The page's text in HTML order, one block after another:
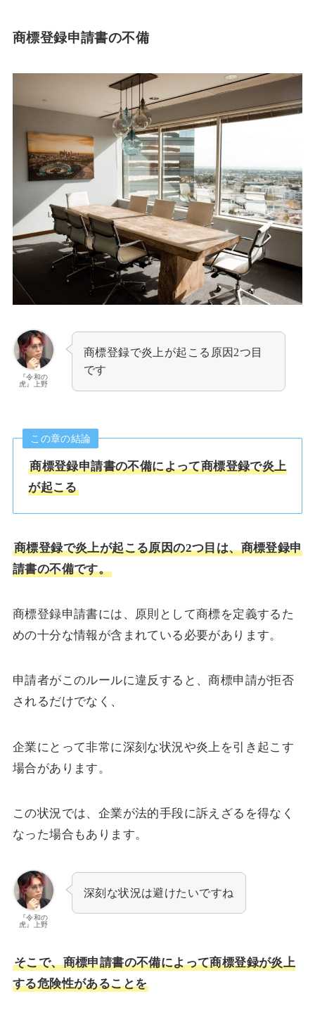
商標登録申請書の不備
『令和の
虎』上野
商標登録で炎上が起こる原因2つ目
です
この章の結論
商標登録申請書の不備によって商標登録で炎上
が起こる
商標登録で炎上が起こる原因の2つ目は、商標登録申
請書の不備です。
商標登録申請書には、原則として商標を定義するた
めの十分な情報が含まれている必要があります。
申請者がこのルールに違反すると、商標申請が拒否
されるだけでなく、
企業にとって非常に深刻な状況や炎上を引き起こす
場合があります。
この状況では、企業が法的手段に訴えざるを得なく
なった場合もあります。
『令和の
虎』上野
深刻な状況は避けたいですね
そこで、商標申請書の不備によって商標登録が炎上
する危険性があることを